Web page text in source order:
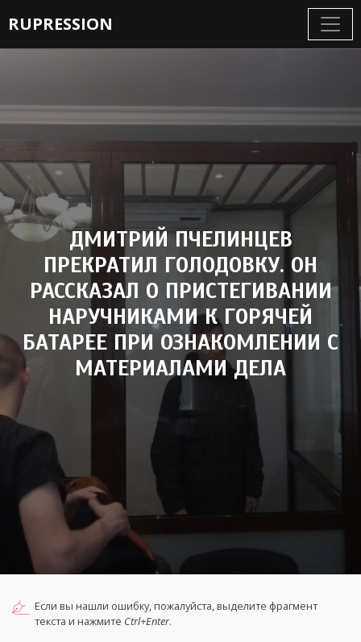
RUPRESSION
ДМИТРИЙ ПЧЕЛИНЦЕВ
ПРЕКРАТИЛ ГОЛОДОВКУ. ОН
РАССКАЗАЛ О ПРИСТЕГИВАНИИ
НАРУЧНИКАМИ К ГОРЯЧЕЙ
БАТАРЕЕ ПРИ ОЗНАКОМЛЕНИИ С
МАТЕРИАЛАМИ ДЕЛА
Если вы нашли ошибку, пожалуйста, выделите фрагмент
текста и нажмите Ctrl+Enter.